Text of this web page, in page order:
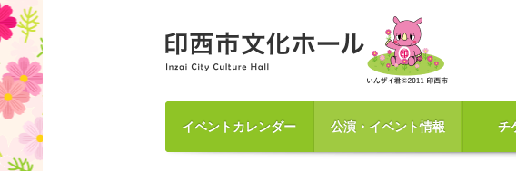
イベントカレンダー 公演・イベント情報 チ